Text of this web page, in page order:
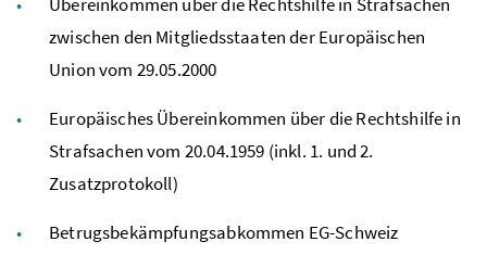
zwischen den Mitgliedsstaaten der Europäischen
Union vom 29.05.2000
Europäisches Übereinkommen über die Rechtshilfe in
Strafsachen vom 20.04.1959 (inkl. 1. und 2.
Zusatzprotokoll)
Betrugsbekämpfungsabkommen EG-Schweiz